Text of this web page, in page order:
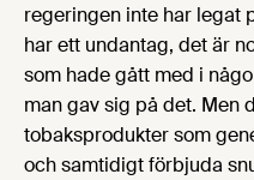
regeringen inte har legat
har ett undantag, det är
som hade gått med i
man gav sig på det. Men
tobaksprodukter som
och samtidigt förbjuda